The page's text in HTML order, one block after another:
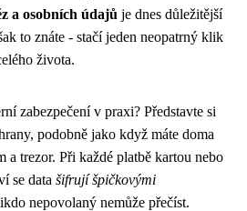
a osobních údajů je dnes důležitější
to znáte - stačí jeden neopatrný klik
života.
zabezpečení v praxi? Představte si
podobně jako když máte doma
a trezor. Při každé platbě kartou nebo
se data šifrují špičkovými
nepovolaný nemůže přečíst.